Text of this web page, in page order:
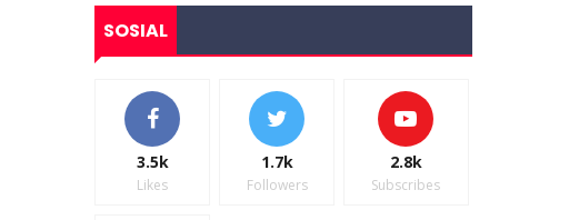
SOSIAL
3.5k
Likes
1.7k
Followers
2.8k
Subscribes